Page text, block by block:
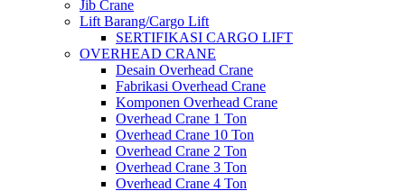
Jib Crane
Lift Barang/Cargo Lift
SERTIFIKASI CARGO LIFT
OVERHEAD CRANE
Desain Overhead Crane
Fabrikasi Overhead Crane
Komponen Overhead Crane
Overhead Crane 1 Ton
Overhead Crane 10 Ton
Overhead Crane 2 Ton
Overhead Crane 3 Ton
Overhead Crane 4 Ton